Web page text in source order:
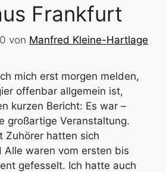
Frankfurt
von Manfred Kleine-Hartlage
mich erst morgen melden,
offenbar allgemein ist,
kurzen Bericht: Es war –
großartige Veranstaltung.
Zuhörer hatten sich
Alle waren vom ersten bis
gefesselt. Ich hatte auch